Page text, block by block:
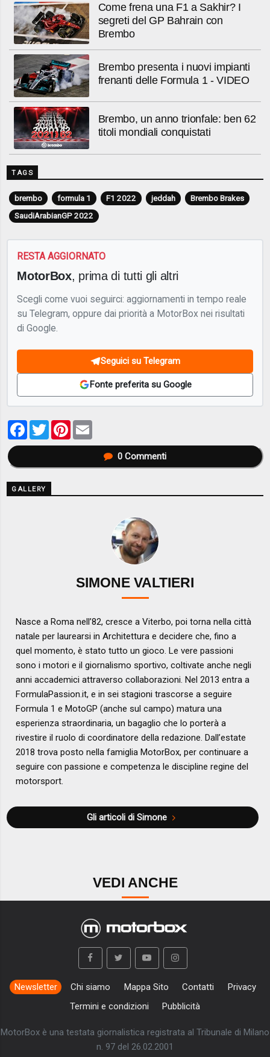
Come frena una F1 a Sakhir? I
segreti del GP Bahrain con
Brembo
Brembo presenta i nuovi impianti
frenanti delle Formula 1 - VIDEO
Brembo, un anno trionfale: ben 62
titoli mondiali conquistati
TAGS
brembo formula 1 F1 2022 jeddah
Brembo Brakes
SaudiArabianGP 2022
RESTA AGGIORNATO
MotorBox, prima di tutti gli altri
Scegli come vuoi seguirci: aggiornamenti in tempo reale
su Telegram, oppure dai priorità a MotorBox nei risultati
di Google.
Seguici su Telegram
Fonte preferita su Google
Facebook
TwitterPinterest
0Commenti
GALLERY
SIMONE VALTIERI
Nasce a Roma nell’82, cresce a Viterbo, poi torna nella città
natale per laurearsi in Architettura e decidere che, fino a
quel momento, è stato tutto un gioco. Le vere passioni
sono i motori e il giornalismo sportivo, coltivate anche negli
anni accademici attraverso collaborazioni. Nel 2013 entra a
FormulaPassion.it, e in sei stagioni trascorse a seguire
Formula 1 e MotoGP (anche sul campo) matura una
esperienza straordinaria, un bagaglio che lo porterà a
rivestire il ruolo di coordinatore della redazione. Dall’estate
2018 trova posto nella famiglia MotorBox, per continuare a
seguire con passione e competenza le discipline regine del
motorsport.
Gli articoli di Simone
VEDI ANCHE
Newsletter Chi siamo Mappa Sito Contatti
Privacy
Termini e condizioni
Pubblicità
MotorBox è una testata giornalistica registrata al Tribunale di Milano
n. 97 del 26.02.2001